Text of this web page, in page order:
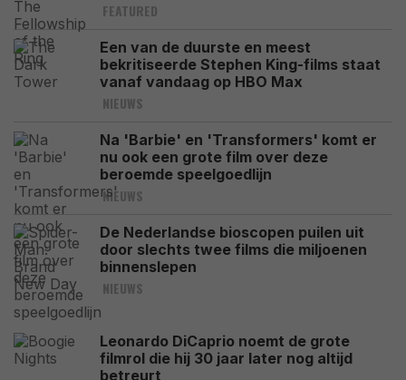
FEATURED
Een van de duurste en meest
bekritiseerde Stephen King-films staat
vanaf vandaag op HBO Max
NIEUWS
Na 'Barbie' en 'Transformers' komt er
nu ook een grote film over deze
beroemde speelgoedlijn
NIEUWS
De Nederlandse bioscopen puilen uit
door slechts twee films die miljoenen
binnenslepen
NIEUWS
Leonardo DiCaprio noemt de grote
filmrol die hij 30 jaar later nog altijd
betreurt